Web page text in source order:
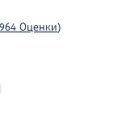
964 Оценки)